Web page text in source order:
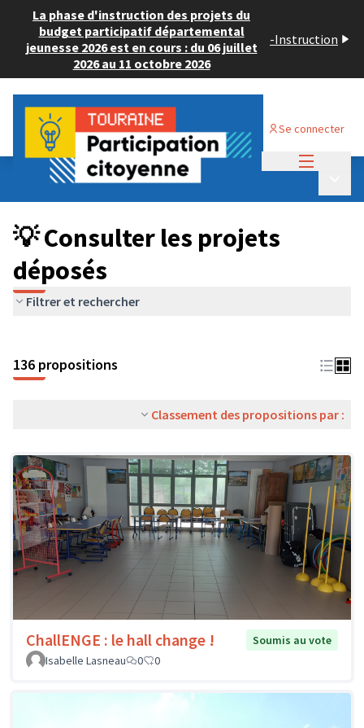
La phase d'instruction des projets du
budget participatif départemental
jeunesse 2026 est en cours : du 06 juillet
2026 au 11 octobre 2026
-Instruction
Se connecter
Budget Participatif JEUNESSE 2024
💡 Consulter les projets déposés
💡 Consulter les projets
déposés
Filtrer et rechercher
136 propositions
Classement des propositions par :
ChallENGE : le hall change !
Soumis au vote
Isabelle Lasneau
0 0